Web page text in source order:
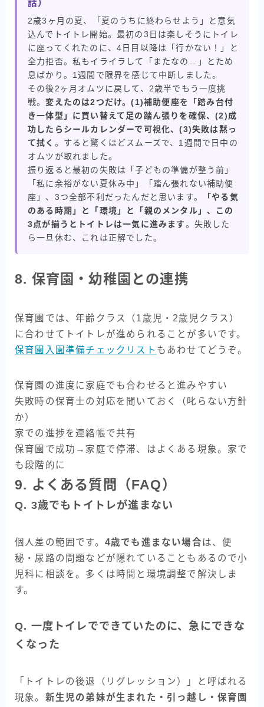
話）
2歳3ヶ月の夏、「夏のうちに終わらせよう」と意気
込んでトイトレ開始。最初の3日は楽しそうにトイレ
に座ってくれたのに、4日目以降は「行かない！」と
全力拒否。私もイライラして「またなの…」とため
息ばかり。1週間で限界を感じて中断しました。
その後2ヶ月オムツに戻して、2歳半でもう一度挑
戦。変えたのは2つだけ。(1)補助便座を「踏み台付
き一体型」に買い替えて足の踏ん張りを確保、(2)成
功したらシールカレンダーで可視化、(3)失敗は黙っ
て拭く 。すると驚くほどスムーズで、1週間で日中の
オムツが取れました。
振り返ると最初の失敗は「子どもの準備が整う前」
「私に余裕がない夏休み中」「踏ん張れない補助便
座」、3つ全部不利だったんだと思います。
「やる気
のある時期」と「環境」と「親のメンタル」、この
3点が揃うとトイトレは一気に進みます。失敗した
ら一旦休む、これは正解でした。
8. 保育園・幼稚園との連携
保育園では、年齢クラス（1歳児・2歳児クラス）
に合わせてトイトレが進められることが多いです。
保育園入園準備チェックリスト もあわせてどうぞ。
保育園の進度に家庭でも合わせると進みやすい
失敗時の保育士の対応を聞いておく（叱らない方針
か）
家での進捗を連絡帳で共有
保育園で成功→家庭で停滞、はよくある現象。家で
も段階的に
9. よくある質問（FAQ）
Q. 3歳でもトイトレが進まない
個人差の範囲です。 4歳でも進まない場合は、便
秘・尿路の問題などが隠れていることもあるので小
児科に相談を。多くは時間と環境調整で解決しま
す。
Q. 一度トイレでできていたのに、急にできな
くなった
「トイトレの後退（リグレッション）」と呼ばれる
現象。 新生児の弟妹が生まれた・引っ越し・保育園